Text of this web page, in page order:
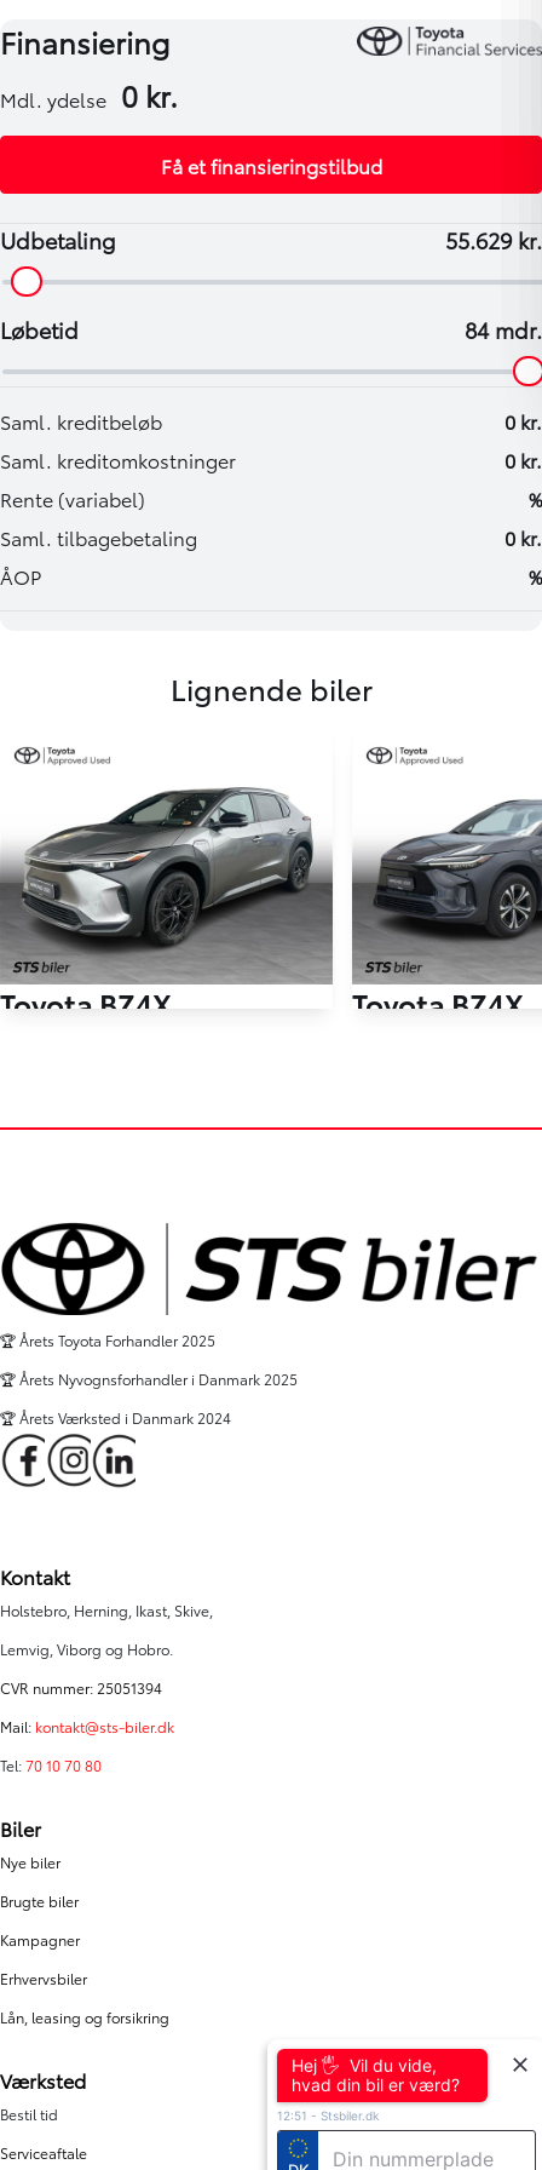
Lignende biler
Toyota BZ4X
FINANSIERING
Toyota BZ4X
🏆 Årets Toyota Forhandler 2025
🏆 Årets Nyvognsforhandler i Danmark 2025
🏆 Årets Værksted i Danmark 2024
Kontakt
Holstebro, Herning, Ikast, Skive,
Lemvig, Viborg og Hobro.
CVR nummer: 25051394
Mail: kontakt@sts-biler.dk
Tel:70 10 70 80
Biler
Nye biler
Brugte biler
Kampagner
Erhvervsbiler
Lån, leasing og forsikring
Værksted
Bestil tid
Serviceaftale
Hej 🖐 Vil du vide,
hvad din bil er værd?
12:51 - Stsbiler.dk